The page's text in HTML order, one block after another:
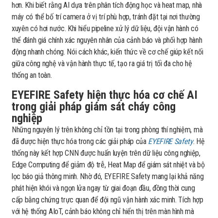
hơn. Khi biết rằng AI dựa trên phân tích động học và heat map, nhà
máy có thể bố trí camera ở vị trí phù hợp, tránh đặt tại nơi thường
xuyên có hơi nước. Khi hiểu pipeline xử lý dữ liệu, đội vận hành có
thể đánh giá chính xác nguyên nhân của cảnh báo và phối hợp hành
động nhanh chóng. Nói cách khác, kiến thức về cơ chế giúp kết nối
giữa công nghệ và vận hành thực tế, tạo ra giá trị tối đa cho hệ
thống an toàn.
EYEFIRE Safety hiện thực hóa cơ chế AI
trong giải pháp giám sát cháy công
nghiệp
Những nguyên lý trên không chỉ tồn tại trong phòng thí nghiệm, mà
đã được hiện thực hóa trong các giải pháp của EYEFIRE Safety. Hệ
thống này kết hợp CNN được huấn luyện trên dữ liệu công nghiệp,
Edge Computing để giảm độ trễ, Heat Map để giám sát nhiệt và bộ
lọc báo giả thông minh. Nhờ đó, EYEFIRE Safety mang lại khả năng
phát hiện khói và ngọn lửa ngay từ giai đoạn đầu, đồng thời cung
cấp bằng chứng trực quan để đội ngũ vận hành xác minh. Tích hợp
với hệ thống AIoT, cảnh báo không chỉ hiển thị trên màn hình mà